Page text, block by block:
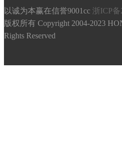
以诚为本赢在信誉9001cc 浙ICP备
版权所有 Copyright 2004-2023
Rights Reserved